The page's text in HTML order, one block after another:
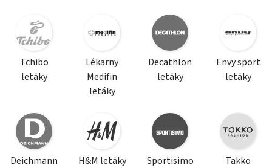
Tchibo
letáky
Lékarny
Medifin
letáky
Decathlon
letáky
Envy sport
letáky
Deichmann
H&M letáky
Sportisimo
Takko